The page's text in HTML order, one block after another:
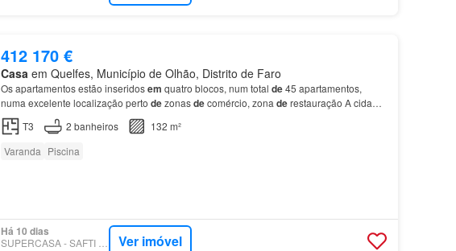
412 170 €
Casaem Quelfes, Município de Olhão, Distrito de Faro
Os apartamentos estão inseridosem quatro blocos, num total de45 apartamentos,
numa excelente localização perto dezonasdecomércio, zona derestauração A cidade
deOlhão está localizada pleno coração
T3 2 banheiros
132 m²
Varanda Piscina
Há 10 dias
Ver imóvel